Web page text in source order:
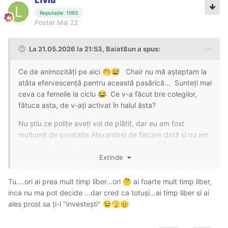
Reputație: 1093
Postat Mai 22
La 21.05.2026 la 21:53, Baiat8una spus:
Ce de animozități pe aici 🤭😅 Chair nu mă așteptam la
atâta efervescență pentru această pasărică... Sunteți mai
ceva ca femeile la ciclu 😂 Ce v-a făcut bre colegilor,
fătuca asta, de v-ați activat în halul ăsta?
Nu știu ce polițe aveți voi de plătit, dar eu am fost
mulțumit de prestația Alexandrei de fiecare dată și nu am
relativ puțin timp (și știu că tot timpul poveștile au două
după vizitele recente.
Ideea mea de a lăsa o recenzie și de a deschide un topic
nu vine niciodată după o primă vizită, ci după minim 2-3,
Extinde
Tu....ori ai prea mult timp liber...ori 🤔 ai foarte mult timp liber,
inca nu ma pot decide ...dar cred ca totuși...ai timp liber si ai
ales prost sa ți-l "investești" 😉🫣🫡